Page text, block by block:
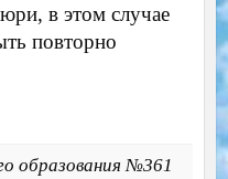
в этом случае
повторно
образования №361